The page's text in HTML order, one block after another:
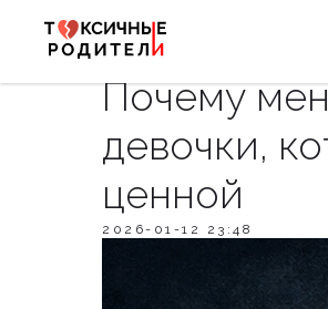
Почему
девочки,
ценной
2026-01-12 23:48